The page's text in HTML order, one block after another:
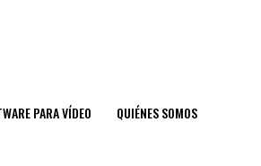
PARA VÍDEO QUIÉNES SOMOS